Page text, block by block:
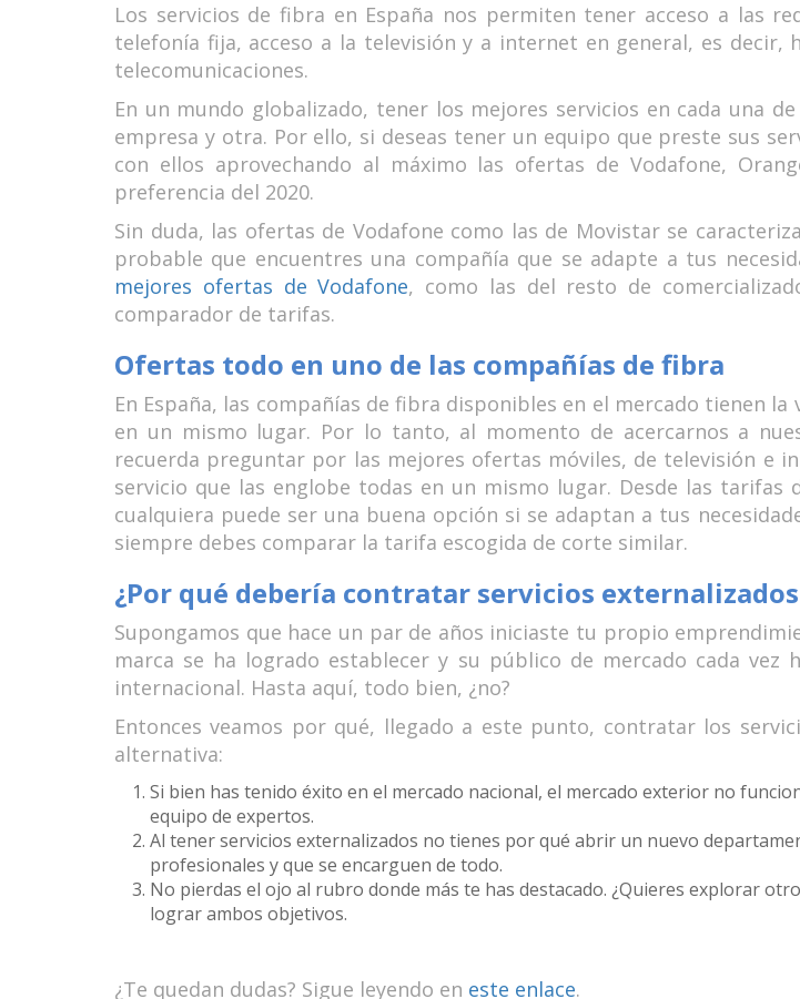
Los servicios de fibra en España nos permiten tener acceso a las
telefonía fija, acceso a la televisión y a internet en general, es
telecomunicaciones.
En un mundo globalizado, tener los mejores servicios en cada una
empresa y otra. Por ello, si deseas tener un equipo que preste sus
con ellos aprovechando al máximo las ofertas de Vodafone,
preferencia del 2020.
Sin duda, las ofertas de Vodafone como las de Movistar se
probable que encuentres una compañía que se adapte a tus
mejores ofertas de Vodafone, como las del resto de
comparador de tarifas.
Ofertas todo en uno de las compañías de fibra
En España, las compañías de fibra disponibles en el mercado tienen
en un mismo lugar. Por lo tanto, al momento de acercarnos a
recuerda preguntar por las mejores ofertas móviles, de televisión e
servicio que las englobe todas en un mismo lugar. Desde las
cualquiera puede ser una buena opción si se adaptan a tus
siempre debes comparar la tarifa escogida de corte similar.
¿Por qué debería contratar servicios
Supongamos que hace un par de años iniciaste tu propio
marca se ha logrado establecer y su público de mercado cada
internacional. Hasta aquí, todo bien, ¿no?
Entonces veamos por qué, llegado a este punto, contratar los
alternativa:
Si bien has tenido éxito en el mercado nacional, el mercado exterior no
equipo de expertos.
Al tener servicios externalizados no tienes por qué abrir un nuevo
profesionales y que se encarguen de todo.
No pierdas el ojo al rubro donde más te has destacado. ¿Quieres explorar
lograr ambos objetivos.
¿Te quedan dudas? Sigue leyendo en este enlace.